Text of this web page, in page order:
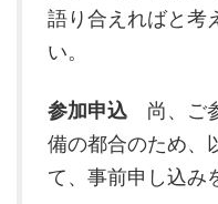
語り合えればと考
い。
参加申込 尚、ご
備の都合のため、
て、事前申し込み